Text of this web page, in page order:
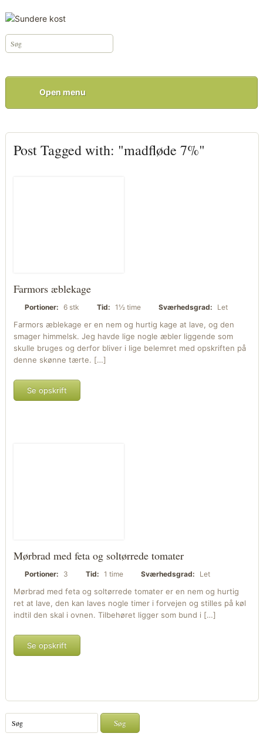
Open menu
Post Tagged with: "madfløde 7%"
Farmors æblekage
Portioner: 6 stk Tid: 1½ time Sværhedsgrad: Let
Farmors æblekage er en nem og hurtig kage at lave, og den
smager himmelsk. Jeg havde lige nogle æbler liggende som
skulle bruges og derfor bliver i lige belemret med opskriften på
denne skønne tærte. […]
Se opskrift
Mørbrad med feta og soltørrede tomater
Portioner: 3 Tid: 1 time Sværhedsgrad: Let
Mørbrad med feta og soltørrede tomater er en nem og hurtig
ret at lave, den kan laves nogle timer i forvejen og stilles på køl
indtil den skal i ovnen. Tilbehøret ligger som bund i […]
Se opskrift